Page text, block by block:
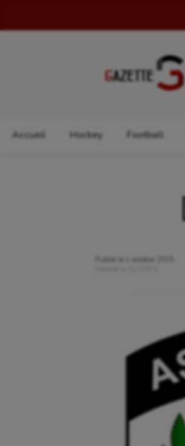
Accueil Hockey Football
Publié le
1 octobre 2015